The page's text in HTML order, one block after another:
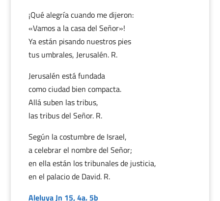
¡Qué alegría cuando me dijeron:
«Vamos a la casa del Señor»!
Ya están pisando nuestros pies
tus umbrales, Jerusalén. R.
Jerusalén está fundada
como ciudad bien compacta.
Allá suben las tribus,
las tribus del Señor. R.
Según la costumbre de Israel,
a celebrar el nombre del Señor;
en ella están los tribunales de justicia,
en el palacio de David. R.
Aleluya Jn 15, 4a. 5b